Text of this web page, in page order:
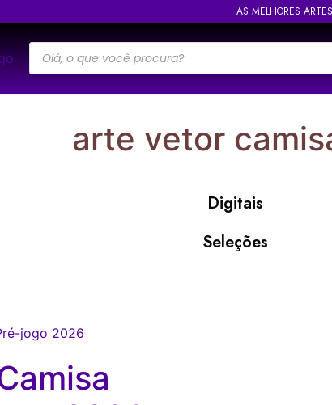
AS MELHORES
arte vetor
Digitais
Seleções